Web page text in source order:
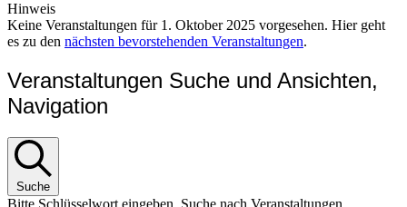
Hinweis
Keine Veranstaltungen für 1. Oktober 2025 vorgesehen. Hier geht
es zu den nächsten bevorstehenden Veranstaltungen.
Veranstaltungen Suche und Ansichten,
Navigation
Suche
Bitte Schlüsselwort eingeben. Suche nach Veranstaltungen